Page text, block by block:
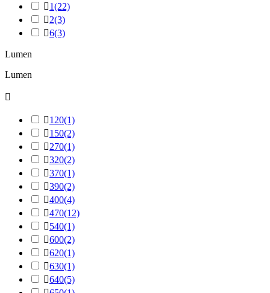
1(22)
2(3)
6(3)
Lumen
Lumen

120(1)
150(2)
270(1)
320(2)
370(1)
390(2)
400(4)
470(12)
540(1)
600(2)
620(1)
630(1)
640(5)